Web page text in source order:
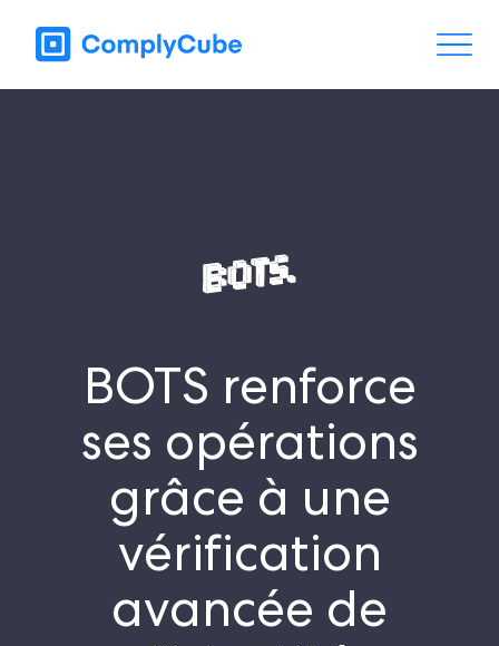
BOTS renforce
ses opérations
grâce à une
vérification
avancée de